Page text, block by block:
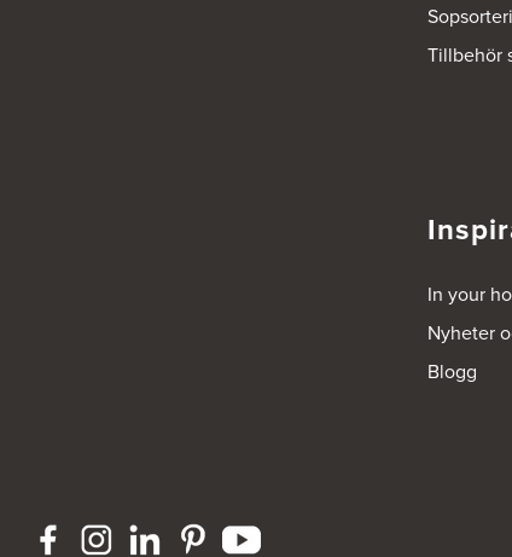
Ballingslöv Hässleholm
Okvägen 6
Tillbehör
In your
Nyheter
Blogg